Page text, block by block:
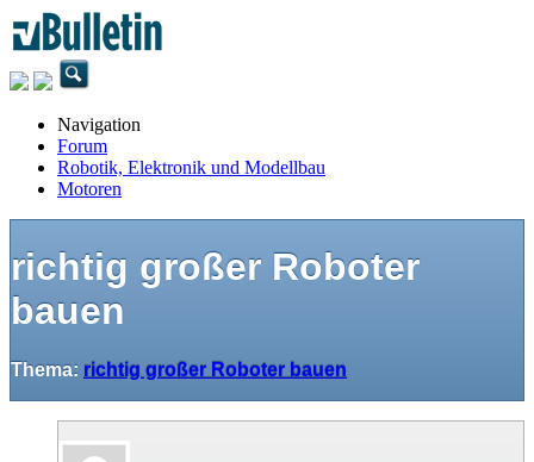
Navigation
Forum
Robotik, Elektronik und Modellbau
Motoren
richtig großer Roboter
bauen
Thema: richtig großer Roboter bauen